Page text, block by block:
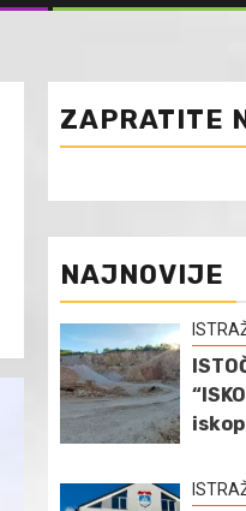
ZAPRATITE
NAJNOVIJE